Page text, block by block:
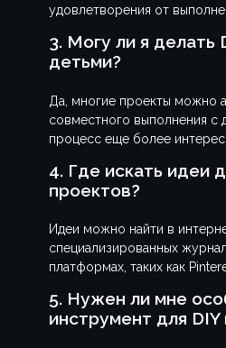
удовлетворения от
3. Могу ли я делать
детьми?
Да, многие проекты можно
совместного выполнения с
процесс еще более
4. Где искать идеи
проектов?
Идеи можно найти в
специализированных
платформах, таких как
5. Нужен ли мне
инструмент для DIY